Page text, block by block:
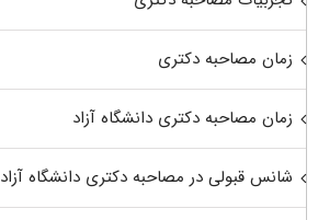
زمان مصاحبه دکتری
زمان مصاحبه دکتری دانشگاه آزاد
شانس قبولی در مصاحبه دکتری دانشگاه آزاد